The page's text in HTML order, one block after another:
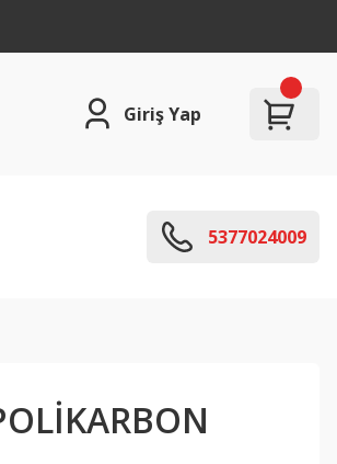
Giriş Yap
5377024009